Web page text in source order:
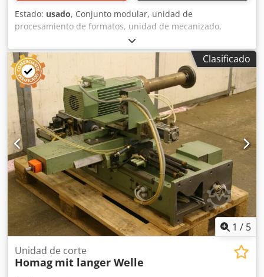
Estado: usado, Conjunto modular, unidad de
procesamiento de formatos, unidad de mecanizado,
unidad de fresado, unidad de fresado de formas, unidad
de fresado para ensamblaje, unidad de corte, perfiladora
de doble extremo, máquina de procesamiento de bordes,
motor de ranurado, motor de mecanizado, motor de
fresado para máquina de procesamiento de bordes -Con
las unidades de fresado HOMAG, puede realizar
operaciones de rebaje, ranurado y perfilado. -Con
palpador: en ambos lados -Unidad de fresado: con
posibilidad de giro -2 motores Perske -Potencia: 0,6 kW -
Voltaje: 165 V -Frecuencia: 300 Hz -Velocidad: 18.000 rpm -
Otros motores con diferentes potencias disponibles a un
costo adicional Cedpfxsb Uhvdj Am Tjha -Dimensiones:
650/450/A600 mm -Peso: 74 kg
Clasificado
1 / 5
Unidad de corte
Homag mit langer Welle